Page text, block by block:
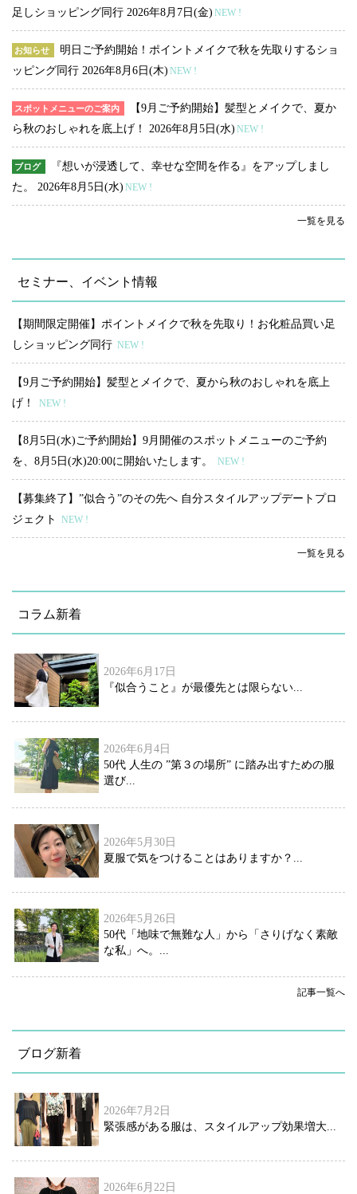
足しショッピング同行 2026年8月7日(金) NEW !
お知らせ
明日ご予約開始！ポイントメイクで秋を先取りするショ
ッピング同行 2026年8月6日(木) NEW !
スポットメニューのご案内
【9月ご予約開始】髪型とメイクで、夏か
ら秋のおしゃれを底上げ！ 2026年8月5日(水) NEW !
ブログ
『想いが浸透して、幸せな空間を作る』をアップしまし
た。 2026年8月5日(水) NEW !
一覧を見る
セミナー、イベント情報
【期間限定開催】ポイントメイクで秋を先取り！お化粧品買い足
しショッピング同行 NEW !
【9月ご予約開始】髪型とメイクで、夏から秋のおしゃれを底上
げ！
NEW !
【8月5日(水)ご予約開始】9月開催のスポットメニューのご予約
を、8月5日(水)20:00に開始いたします。
NEW !
【募集終了】”似合う”のその先へ 自分スタイルアップデートプロ
ジェクト
NEW !
一覧を見る
コラム新着
2026年6月17日
『似合うこと』が最優先とは限らない...
2026年6月4日
50代 人生の ”第３の場所” に踏み出すための服
選び...
2026年5月30日
夏服で気をつけることはありますか？...
2026年5月26日
50代「地味で無難な人」から「さりげなく素敵
な私」へ。...
記事一覧へ
ブログ新着
2026年7月2日
緊張感がある服は、スタイルアップ効果増大...
2026年6月22日